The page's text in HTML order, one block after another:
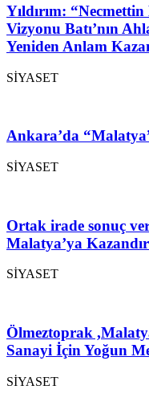
Yıldırım:
Vizyonu Batı’nın
Yeniden Anlam
SİYASET
Ankara’da
SİYASET
Ortak irade sonuç
Malatya’ya
SİYASET
Ölmeztoprak
Sanayi İçin Yoğun
SİYASET